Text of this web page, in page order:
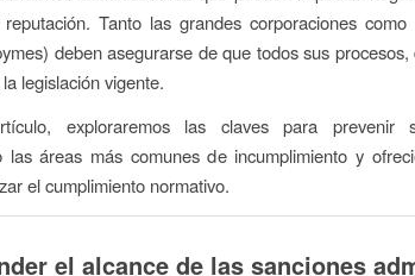
Tanto las grandes corporaciones
deben asegurarse de que todos sus
legislación vigente.
exploraremos las claves para prevenir
las áreas más comunes de incumplimiento y
el cumplimiento normativo.
el alcance de las sanciones